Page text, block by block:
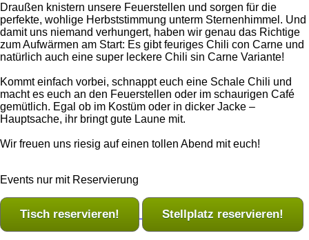
Draußen knistern unsere Feuerstellen und sorgen für die
perfekte, wohlige Herbststimmung unterm Sternenhimmel. Und
damit uns niemand verhungert, haben wir genau das Richtige
zum Aufwärmen am Start: Es gibt feuriges Chili con Carne und
natürlich auch eine super leckere Chili sin Carne Variante!
Kommt einfach vorbei, schnappt euch eine Schale Chili und
macht es euch an den Feuerstellen oder im schaurigen Café
gemütlich. Egal ob im Kostüm oder in dicker Jacke –
Hauptsache, ihr bringt gute Laune mit.
Wir freuen uns riesig auf einen tollen Abend mit euch!
Events nur mit Reservierung
Tisch reservieren! Stellplatz reservieren!